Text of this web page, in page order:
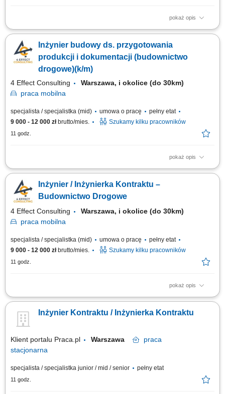
pokaż opis
Twój zakres obowiązków Znajomość dokumentacji budowy w zakresie
materiałów na budowę w zakresie terminowości, ilości i jakości,
Przygotowywanie dokumentów do odbioru robót (dokumentacja
powykonawcza), Sporządzanie...
Inżynier budowy ds. przygotowania
produkcji i dokumentacji (budownictwo
drogowe)(k/m)
4 Effect Consulting
Warszawa, i okolice (do 30km)
praca mobilna
specjalista / specjalistka (mid) umowa o pracę
pełny etat
9 000 - 12 000 złbrutto/mies. Szukamy kilku pracowników
11 godz.
pokaż opis
Miejsce pracy: Warszawa i okolice (do 30k) Opis stanowiska: Bieżąca
podwykonawczymi w zakresie geotechniki, geodezji i raportowania;
Przestrzeganie przepisów BHP i ochrony środowiska na terenie budowy
oraz nadzór nad...
Inżynier / Inżynierka Kontraktu –
Budownictwo Drogowe
4 Effect Consulting
Warszawa, i okolice (do 30km)
praca mobilna
specjalista / specjalistka (mid) umowa o pracę
pełny etat
9 000 - 12 000 złbrutto/mies. Szukamy kilku pracowników
11 godz.
pokaż opis
Miejsce pracy: Warszawa i okolice (do 30k) Opis stanowiska:
harmonogramem oraz dokumentacją techniczną. Współpraca z
inwestorem, projektantami i podwykonawcami na każdym etapie
Inżynier Kontraktu / Inżynierka Kontraktu
Klient portalu Praca.pl Warszawa
praca
stacjonarna
specjalista / specjalistka junior / mid / senior pełny etat
11 godz.